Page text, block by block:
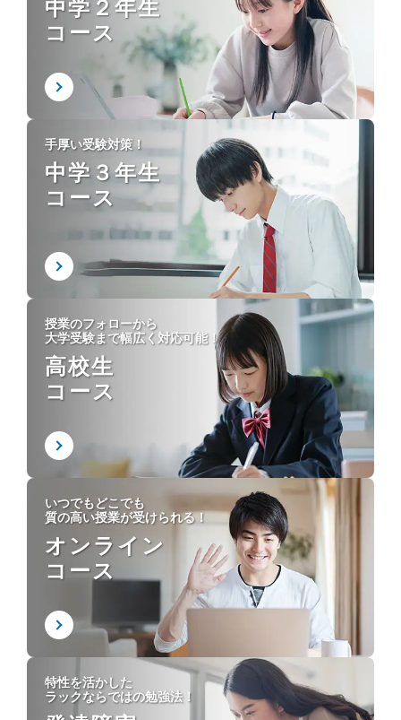
中学２年生
コース
手厚い受験対策！
中学３年生
コース
授業のフォローから
大学受験まで幅広く対応可能！
高校生
コース
いつでもどこでも
質の高い授業が受けられる！
オンライン
コース
特性を活かした
ラックならではの勉強法！